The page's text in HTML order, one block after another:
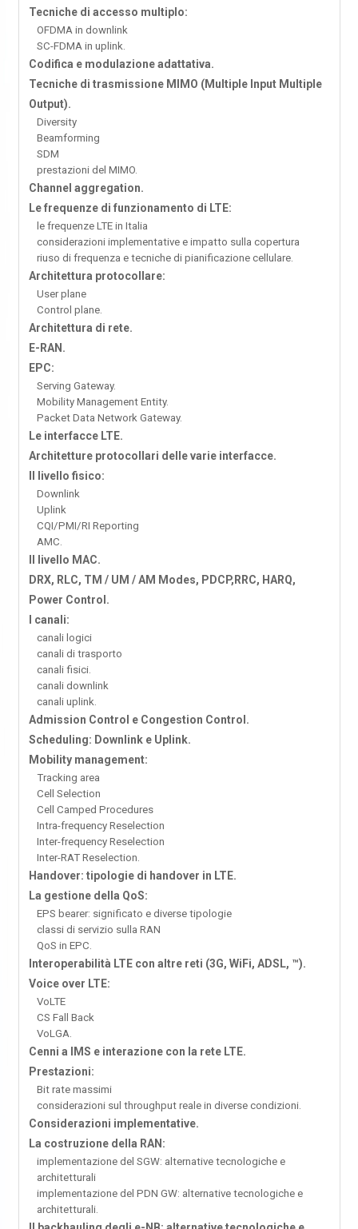
Tecniche di accesso multiplo:
OFDMA in downlink
SC-FDMA in uplink.
Codifica e modulazione adattativa.
Tecniche di trasmissione MIMO (Multiple Input Multiple
Output).
Diversity
Beamforming
SDM
prestazioni del MIMO.
Channel aggregation.
Le frequenze di funzionamento di LTE:
le frequenze LTE in Italia
considerazioni implementative e impatto sulla copertura
riuso di frequenza e tecniche di pianificazione cellulare.
Architettura protocollare:
User plane
Control plane.
Architettura di rete.
E-RAN.
EPC:
Serving Gateway.
Mobility Management Entity.
Packet Data Network Gateway.
Le interfacce LTE.
Architetture protocollari delle varie interfacce.
Il livello fisico:
Downlink
Uplink
CQI/PMI/RI Reporting
AMC.
Il livello MAC.
DRX, RLC, TM / UM / AM Modes, PDCP,RRC, HARQ,
Power Control.
I canali:
canali logici
canali di trasporto
canali fisici.
canali downlink
canali uplink.
Admission Control e Congestion Control.
Scheduling: Downlink e Uplink.
Mobility management:
Tracking area
Cell Selection
Cell Camped Procedures
Intra-frequency Reselection
Inter-frequency Reselection
Inter-RAT Reselection.
Handover: tipologie di handover in LTE.
La gestione della QoS:
EPS bearer: significato e diverse tipologie
classi di servizio sulla RAN
QoS in EPC.
Interoperabilità LTE con altre reti (3G, WiFi, ADSL, ™).
Voice over LTE:
VoLTE
CS Fall Back
VoLGA.
Cenni a IMS e interazione con la rete LTE.
Prestazioni:
Bit rate massimi
considerazioni sul throughput reale in diverse condizioni.
Considerazioni implementative.
La costruzione della RAN:
implementazione del SGW: alternative tecnologiche e
architetturali
implementazione del PDN GW: alternative tecnologiche e
architetturali.